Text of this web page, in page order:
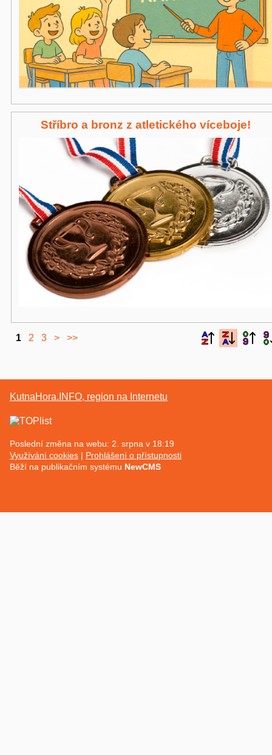
Stříbro a bronz z atletického víceboje!
1 2 3 > >>
KutnaHora.INFO, region na Internetu
Poslední změna na webu: 2. srpna v 18:19
Využívání cookies
Prohlášení o přístupnosti
Běží na publikačním systému NewCMS